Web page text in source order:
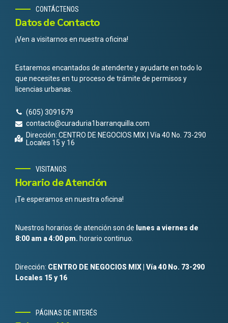
CONTÁCTENOS
Datos de Contacto
¡Ven a visitarnos en nuestra oficina!
Estaremos encantados de atenderte y ayudarte en todo lo
que necesites en tu proceso de trámite de permisos y
licencias urbanas.
(605) 3091679
contacto@curaduria1barranquilla.com
Dirección: CENTRO DE NEGOCIOS MIX | Vía 40 No. 73-290
Locales 15 y 16
VISITANOS
Horario de Atención
¡Te esperamos en nuestra oficina!
Nuestros horarios de atención son de lunes a viernes de
8:00 am a 4:00 pm. horario continuo.
Dirección: CENTRO DE NEGOCIOS MIX | Vía 40 No. 73-290
Locales 15 y 16
PÁGINAS DE INTERÉS